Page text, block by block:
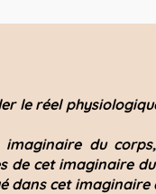
le réel
du
cet imaginaire
cet imaginaire